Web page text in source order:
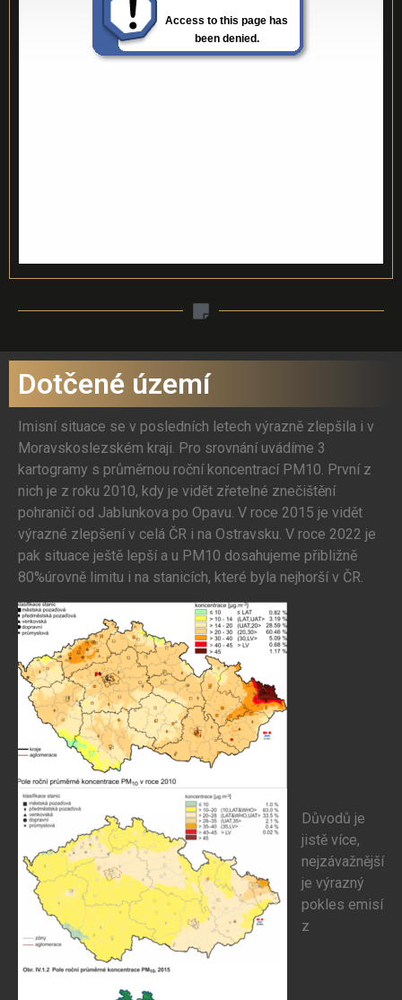
Dotčené území
Imisní situace se v posledních letech výrazně zlepšila i v
Moravskoslezském kraji. Pro srovnání uvádíme 3
kartogramy s průměrnou roční koncentrací PM10. První z
nich je z roku 2010, kdy je vidět zřetelné znečištění
pohraničí od Jablunkova po Opavu. V roce 2015 je vidět
výrazné zlepšení v celá ČR i na Ostravsku. V roce 2022 je
pak situace ještě lepší a u PM10 dosahujeme přibližně
80%úrovně limitu i na stanicích, které byla nejhorší v ČR.
Důvodů je
jistě více,
nejzávažnější
je výrazný
pokles emisí
z